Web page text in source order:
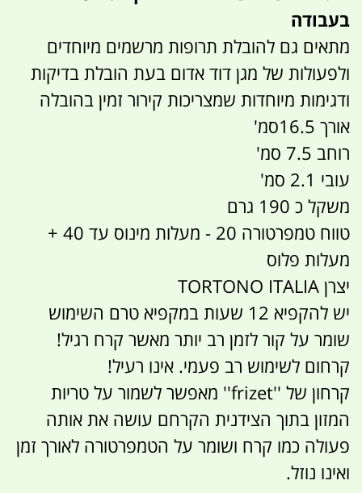
בעבודה
מתאים גם להובלת תרופות מרשמים מיוחדים
ולפעולות של מגן דוד אדום בעת הובלת בדיקות
ודגימות מיוחדות שמצריכות קירור זמין בהובלה
אורך 16.5סמ'
רוחב 7.5 סמ'
עובי 2.1 סמ'
משקל כ 190 גרם
טווח טמפרטורה 20 - מעלות מינוס עד 40 +
מעלות פלוס
יצרן TORTONO ITALIA
יש להקפיא 12 שעות במקפיא טרם השימוש
שומר על קור לזמן רב יותר מאשר קרח רגיל!
קרחום לשימוש רב פעמי. אינו רעיל!
קרחון של ''frizet'' מאפשר לשמור על טריות
המזון בתוך הצידנית הקרחם עושה את אותה
פעולה כמו קרח ושומר על הטמפרטורה לאורך זמן
ואינו נוזל.